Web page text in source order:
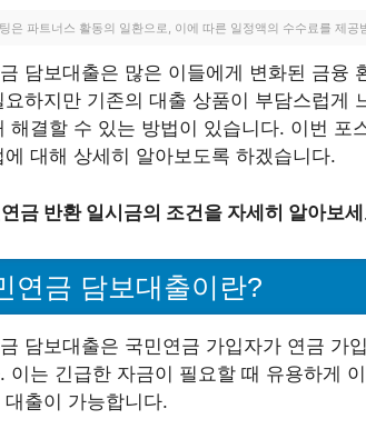
은 파트너스 활동의 일환으로, 이에 따른 일정액의 수수료를 제공
담보대출은 많은 이들에게 변화된 금융
요하지만 기존의 대출 상품이 부담스럽게
해결할 수 있는 방법이 있습니다. 이번 포
에 대해 상세히 알아보도록 하겠습니다.
금 반환 일시금의 조건을 자세히 알아보
연금 담보대출이란?
담보대출은 국민연금 가입자가 연금 가
이는 긴급한 자금이 필요할 때 유용하게
대출이 가능합니다.